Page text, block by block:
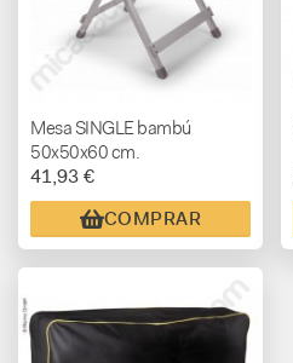
Mesa SINGLE bambú
50x50x60 cm.
41,93 €
COMPRAR